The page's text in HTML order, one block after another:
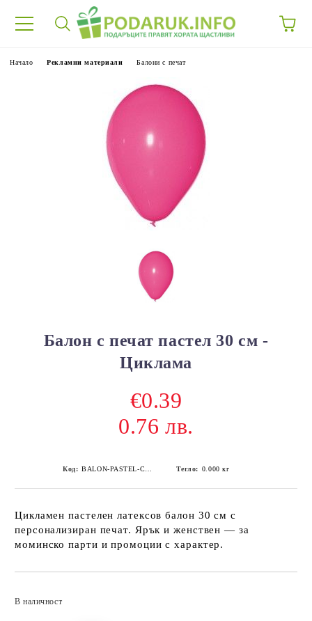
Начало Рекламни материали Балони с печат
Балон с печат пастел 30 см -
Циклама
€0.39
0.76 лв.
Код: Тегло: 0.000 кг
Цикламен пастелен латексов балон 30 см с
персонализиран печат. Ярък и женствен — за
моминско парти и промоции с характер.
В наличност